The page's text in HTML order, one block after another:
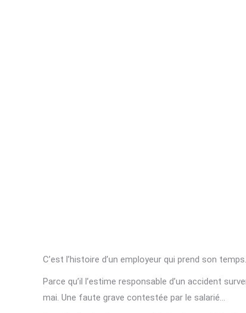
C’est l’histoire d’un employeur qui prend son
Parce qu’il l’estime responsable d’un accident
mai. Une faute grave contestée par le salarié…